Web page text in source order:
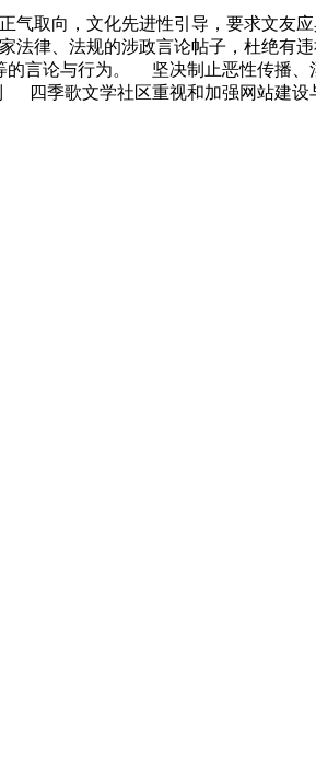
取向，文化先进性引导，要求文友
律、法规的涉政言论帖子，杜绝有违
言论与行为。 坚决制止恶性传播、
季歌文学社区重视和加强网站建设